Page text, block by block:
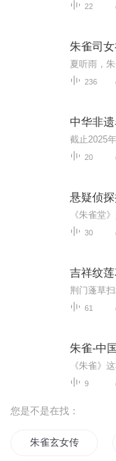
22
朱雀司
236
中华非
20
悬疑侦
30
吉祥纹莲
61
朱雀-中
9
您是不是在找：
朱雀玄女传说